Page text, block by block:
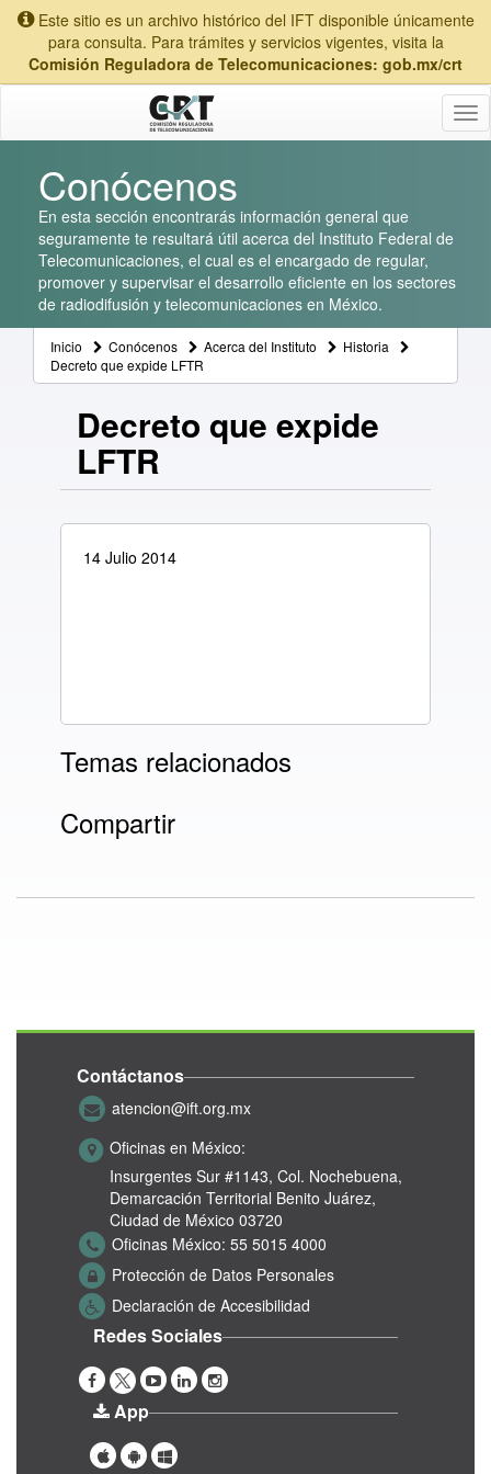
Este sitio es un archivo histórico del IFT disponible únicamente
para consulta. Para trámites y servicios vigentes, visita la
Comisión Reguladora de Telecomunicaciones: gob.mx/crt
Conócenos
En esta sección encontrarás información general que
seguramente te resultará útil acerca del Instituto Federal de
Telecomunicaciones, el cual es el encargado de regular,
promover y supervisar el desarrollo eficiente en los sectores
de radiodifusión y telecomunicaciones en México.
Inicio Conócenos Acerca del Instituto
Historia
Decreto que expide LFTR
Decreto que expide
LFTR
14 Julio 2014
Temas relacionados
Compartir
Contáctanos
atencion@ift.org.mx
Oficinas en México:
Insurgentes Sur #1143, Col. Nochebuena,
Demarcación Territorial Benito Juárez,
Ciudad de México 03720
Oficinas México: 55 5015 4000
Protección de Datos Personales
Declaración de Accesibilidad
Redes Sociales
App